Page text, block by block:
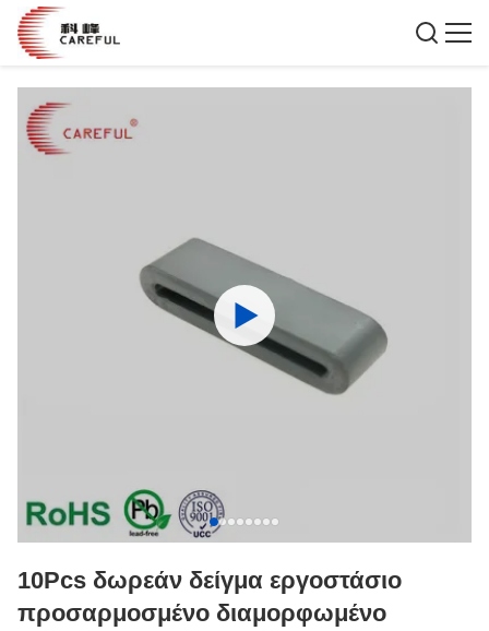
10Pcs δωρεάν δείγμα εργοστάσιο
προσαρμοσμένο διαμορφωμένο